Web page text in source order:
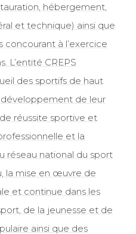
hébergement,
et technique) ainsi que
concourant à l’exercice
L’entité CREPS
des sportifs de haut
de leur
réussite sportive et
et la
réseau national du sport
la mise en œuvre de
et continue dans les
de la jeunesse et de
ainsi que des